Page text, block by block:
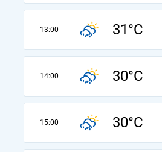
13:00 31°C
14:00 30°C
15:00 30°C